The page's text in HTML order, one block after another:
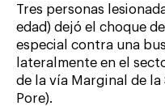
Tres personas
edad) dejó el choque
especial contra una
lateralmente en el
de la vía Marginal de la
Pore).